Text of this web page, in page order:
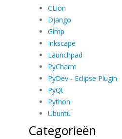
CLion
Django
Gimp
Inkscape
Launchpad
PyCharm
PyDev - Eclipse Plugin
PyQt
Python
Ubuntu
Categorieën